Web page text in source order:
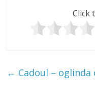
Click
← Cadoul –